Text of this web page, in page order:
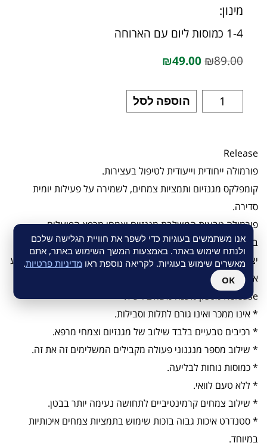
מינון:
1-4 כמוסות ליום עם הארוחה
₪89.00
₪49.00
הוספה לסל
Release
פורמולה ייחודית וייעודית לטיפול בעצירות.
קומפלקס מגנזיום ותמציות צמחים, לשמירה על פעילות יומית
סדירה.
פורמולה טבעית המשלבת מגנזיום וצמחי מרפא הפועלים
במנגנונים שוים מקבילים לאפקט יעיל, ללא סכנת תלות או סבילות.
יציאות לא סדירות או עצירות זוהי תופעה די שכיחה שעלולה להופיע
אצל כ20% מהאוכלוסיה בכל הגילאים ובשני המינים.
Release מספק מענה משולב ויעיל:
* אינו ממכר ואינו גורם לתלות וסבילות.
* רכיבים טבעיים בלבד שילוב של מגנזיום וצמחי מרפא.
* שילוב מספר מנגנוני פעולה מקבילים המשלימים זה את זה.
* כמוסות נוחות לבליעה.
* ללא טעם לוואי.
* שילוב צמחים קרמינטיביים לתחושה נעימה יותר בבטן.
* סטנדרט איכות גבוה בזכות שימוש בתמציות צמחים איכותיות
במיוחד.
אנו משתמשים בעוגיות כדי לשפר את חוויית הגלישה שלכם
ולנתח שימוש באתר. באמצעות המשך השימוש באתר, אתם
מאשרים שימוש בעוגיות. לקריאה נוספת ראו מדיניות פרטיות.
OK